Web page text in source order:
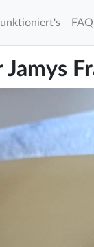
FAQ
Jamys